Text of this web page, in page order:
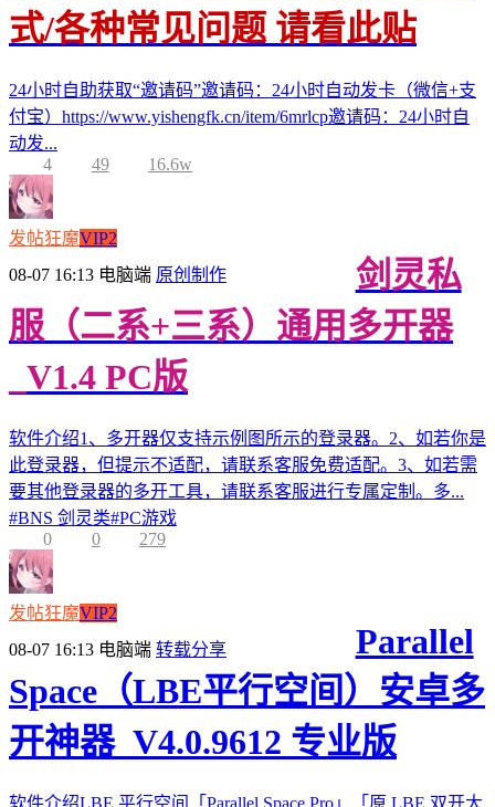
式/各种常见问题 请看此贴
24小时自助获取“邀请码”邀请码：24小时自动发卡（微信+支
付宝）https://www.yishengfk.cn/item/6mrlcp邀请码：24小时自
动发...
4
49 16.6w
发帖狂魔VIP2
08-07 16:13 电脑端 原创制作
剑灵私
服（二系+三系）通用多开器
_V1.4 PC版
软件介绍1、多开器仅支持示例图所示的登录器。2、如若你是
此登录器，但提示不适配，请联系客服免费适配。3、如若需
要其他登录器的多开工具，请联系客服进行专属定制。多...
#BNS 剑灵类#PC游戏
0
0 279
发帖狂魔VIP2
08-07 16:13 电脑端 转载分享
Parallel
Space（LBE平行空间）安卓多
开神器_V4.0.9612 专业版
软件介绍LBE 平行空间「Parallel Space Pro」「原 LBE 双开大